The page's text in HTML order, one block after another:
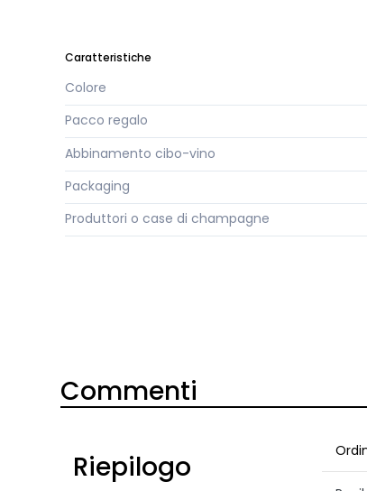
Caratteristiche
Colore
Pacco regalo
Abbinamento cibo-vino
Packaging
Produttori o case di champagne
Commenti
Riepilogo